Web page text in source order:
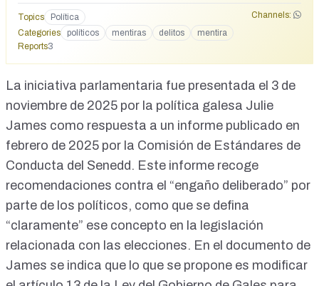
Topics Política
Channels:
Categories
políticos mentiras delitos
mentira
Reports3
La iniciativa parlamentaria fue presentada el 3 de
noviembre de 2025 por la política galesa Julie
James como respuesta a un informe publicado en
febrero de 2025 por la Comisión de Estándares de
Conducta del Senedd. Este informe recoge
recomendaciones contra el “engaño deliberado” por
parte de los políticos, como que se defina
“claramente” ese concepto en la legislación
relacionada con las elecciones. En el documento de
James se indica que lo que se propone es modificar